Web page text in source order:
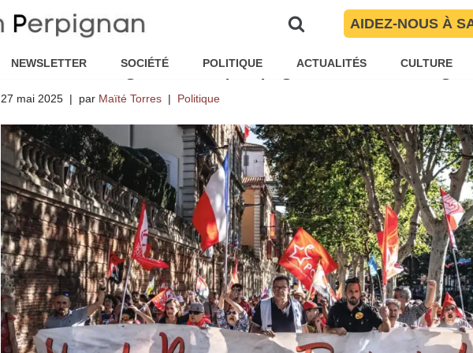
AIDEZ-NOUS À
NEWSLETTER SOCIÉTÉ POLITIQUE ACTUALITÉS CULTURE
Municipales 2026 : Loin du NFP, chacune
couloir, les gauches perpignanaises
27 mai 2025 par Maïté Torres Politique